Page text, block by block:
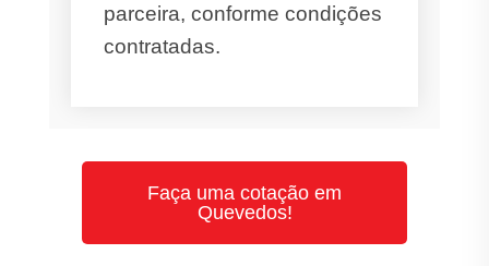
parceira, conforme condições
contratadas.
Faça uma cotação em
Quevedos!